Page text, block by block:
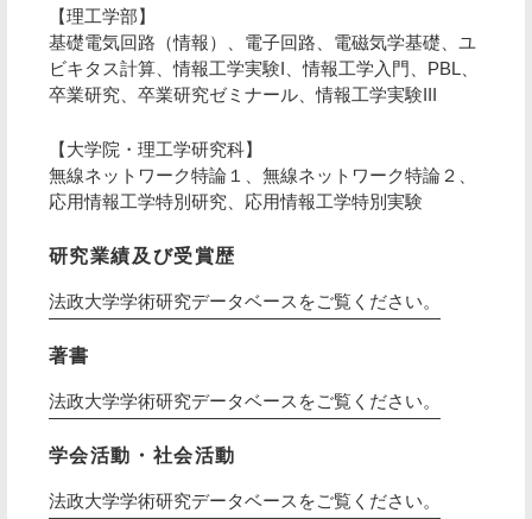
【理工学部】
基礎電気回路（情報）、電子回路、電磁気学基礎、ユ
ビキタス計算、情報工学実験I、情報工学入門、PBL、
卒業研究、卒業研究ゼミナール、情報工学実験III
【大学院・理工学研究科】
無線ネットワーク特論１、無線ネットワーク特論２、
応用情報工学特別研究、応用情報工学特別実験
研究業績及び受賞歴
法政大学学術研究データベースをご覧ください。
著書
法政大学学術研究データベースをご覧ください。
学会活動・社会活動
法政大学学術研究データベースをご覧ください。